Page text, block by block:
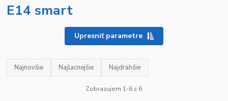
E14 smart
Upresniť parametre
Najnovšie Najlacnejšie Najdrahšie
Zobrazujem 1-6 z 6